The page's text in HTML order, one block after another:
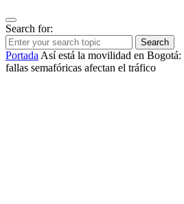
Search for:
Search
Portada Así está la movilidad en
fallas semafóricas afectan el tráfico